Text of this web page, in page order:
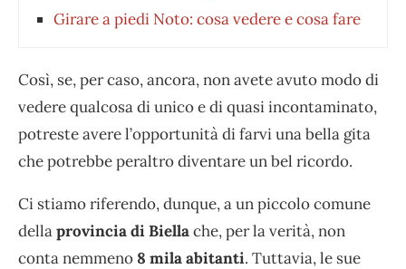
Girare a piedi Noto: cosa vedere e cosa fare
Così, se, per caso, ancora, non avete avuto modo di
vedere qualcosa di unico e di quasi incontaminato,
potreste avere l’opportunità di farvi una bella gita
che potrebbe peraltro diventare un bel ricordo.
Ci stiamo riferendo, dunque, a un piccolo comune
dellaprovincia di Biellache, per la verità, non
conta nemmeno 8 mila abitanti. Tuttavia, le sue